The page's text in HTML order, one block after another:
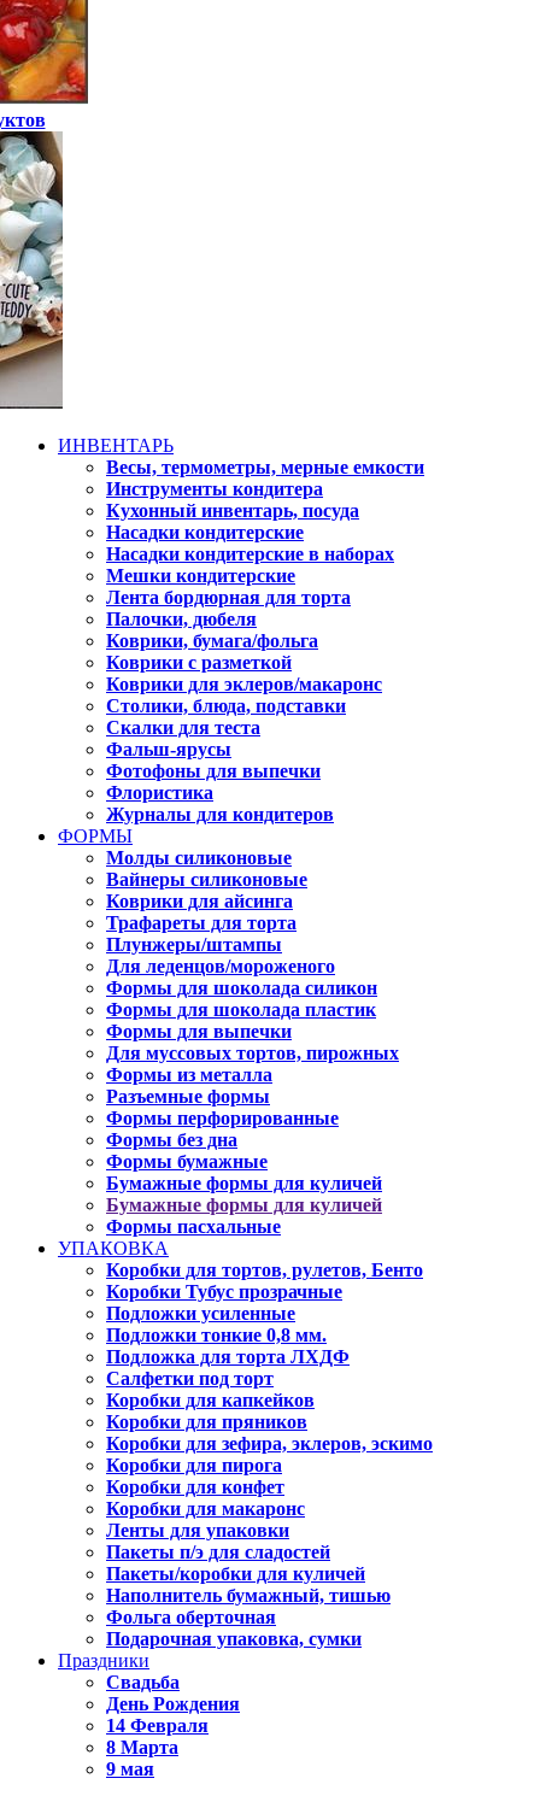
ИНВЕНТАРЬ
Весы, термометры, мерные емкости
Инструменты кондитера
Кухонный инвентарь, посуда
Насадки кондитерские
Насадки кондитерские в наборах
Мешки кондитерские
Лента бордюрная для торта
Палочки, дюбеля
Коврики, бумага/фольга
Коврики с разметкой
Коврики для эклеров/макаронс
Столики, блюда, подставки
Скалки для теста
Фальш-ярусы
Фотофоны для выпечки
Флористика
Журналы для кондитеров
ФОРМЫ
Молды силиконовые
Вайнеры силиконовые
Коврики для айсинга
Трафареты для торта
Плунжеры/штампы
Для леденцов/мороженого
Формы для шоколада силикон
Формы для шоколада пластик
Формы для выпечки
Для муссовых тортов, пирожных
Формы из металла
Разъемные формы
Формы перфорированные
Формы без дна
Формы бумажные
Бумажные формы для куличей
Бумажные формы для куличей
Формы пасхальные
УПАКОВКА
Коробки для тортов, рулетов, Бенто
Коробки Тубус прозрачные
Подложки усиленные
Подложки тонкие 0,8 мм.
Подложка для торта ЛХДФ
Салфетки под торт
Коробки для капкейков
Коробки для пряников
Коробки для зефира, эклеров, эскимо
Коробки для пирога
Коробки для конфет
Коробки для макаронс
Ленты для упаковки
Пакеты п/э для сладостей
Пакеты/коробки для куличей
Наполнитель бумажный, тишью
Фольга оберточная
Подарочная упаковка, сумки
Праздники
Свадьба
День Рождения
14 Февраля
8 Марта
9 мая